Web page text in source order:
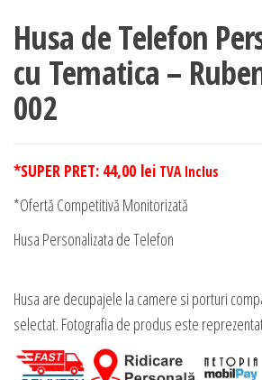
Husa de Telefon
cu Tematica –
002
*SUPER PRET: 44,00 lei TVA Inclus
*Ofertă Competitivă Monitorizată
Husa Personalizata de Telefon
Husa are decupajele la camere si porturi
selectat. Fotografia de produs este